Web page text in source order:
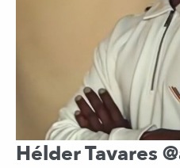
Hélder Tavares